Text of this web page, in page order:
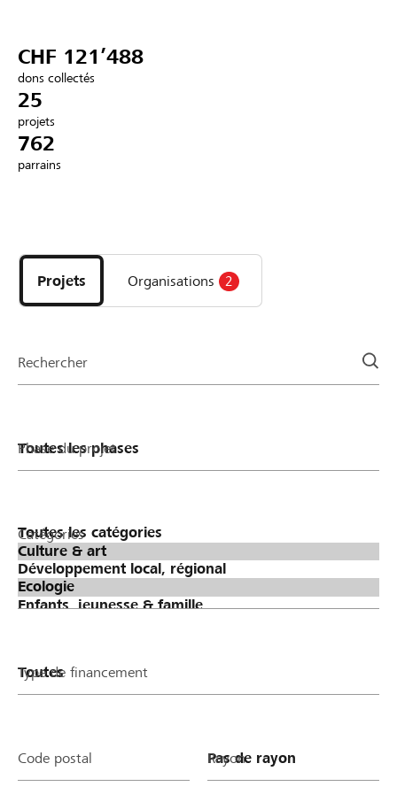
Se connecter
DE FR IT
CHF 121’488
dons collectés
25
projets
762
parrains
les
projets
et
la
Projets Organisations 2
Rechercher
Phase du projet
Catégories
Type de financement
Code postal Rayon